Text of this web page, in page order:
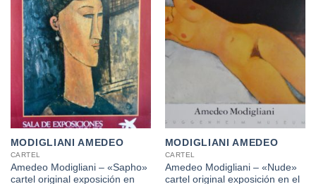
MODIGLIANI AMEDEO
CARTEL
Amedeo Modigliani – «Sapho»
cartel original exposición en
MODIGLIANI AMEDEO
CARTEL
Amedeo Modigliani – «Nude»
cartel original exposición en el